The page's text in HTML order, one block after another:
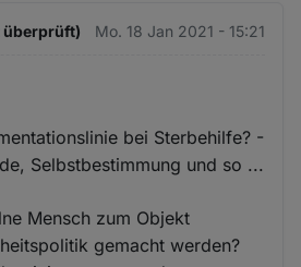
überprüft) Mo. 18 Jan 2021 - 15:21
bei Sterbehilfe? -
Selbstbestimmung und so ...
Mensch zum Objekt
gemacht werden?